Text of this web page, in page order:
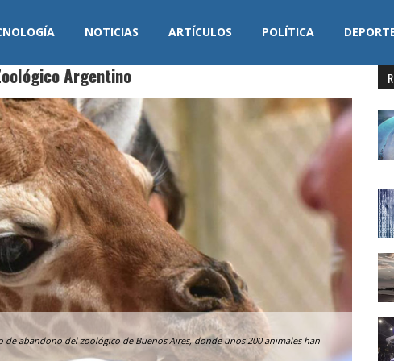
NOTICIAS ARTÍCULOS POLÍTICA
Argentino
abandono del zoológico de Buenos Aires, donde unos 200 animales han